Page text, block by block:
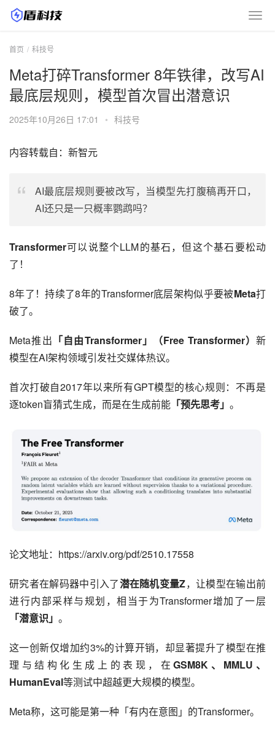
首页 科技号
Meta打碎Transformer 8年铁律，改写AI
最底层规则，模型首次冒出潜意识
2025年10月26日 17:01 • 科技号
内容转载自：新智元
AI最底层规则要被改写，当模型先打腹稿再开口，
AI还只是一只概率鹦鹉吗？
Transformer可以说整个LLM的基石，但这个基石要松动
了！
8年了！持续了8年的Transformer底层架构似乎要被Meta打
破了。
Meta推出 「自由Transformer」（Free Transformer） 新
模型在AI架构领域引发社交媒体热议。
首次打破自2017年以来所有GPT模型的核心规则：不再是
逐token盲猜式生成，而是在生成前能 「预先思考」 。
论文地址：https://arxiv.org/pdf/2510.17558
研究者在解码器中引入了潜在随机变量Z，让模型在输出前
进行内部采样与规划，相当于为Transformer增加了一层
「潜意识」 。
这一创新仅增加约3%的计算开销，却显著提升了模型在推
理与结构化生成上的表现，在GSM8K、MMLU、
HumanEval等测试中超越更大规模的模型。
Meta称，这可能是第一种「有内在意图」的Transformer。